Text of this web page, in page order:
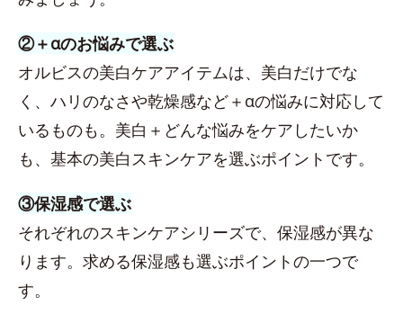
②＋αのお悩みで選ぶ
オルビスの美白ケアアイテムは、美白だけでな
く、ハリのなさや乾燥感など＋αの悩みに対応して
いるものも。美白＋どんな悩みをケアしたいか
も、基本の美白スキンケアを選ぶポイントです。
③保湿感で選ぶ
それぞれのスキンケアシリーズで、保湿感が異な
ります。求める保湿感も選ぶポイントの一つで
す。